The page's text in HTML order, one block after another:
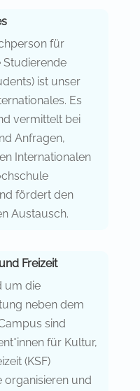
für
Studierende
ist unser
Es
vermittelt bei
Anfragen,
Internationalen
fördert den
Austausch.
Freizeit
um die
neben dem
sind
für Kultur,
(KSF)
organisieren und